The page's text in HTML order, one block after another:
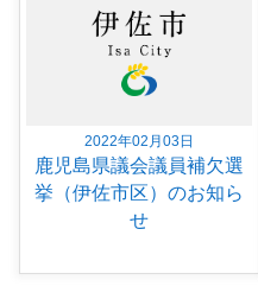
2022年02月03日
鹿児島県議会議員補欠選
挙（伊佐市区）のお知ら
せ